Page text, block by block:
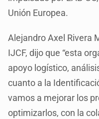
Unión Europea.
Alejandro Axel Rivera
IJCF, dijo que “esta
apoyo logístico,
cuanto a la
vamos a mejorar los
optimizarlos, con la